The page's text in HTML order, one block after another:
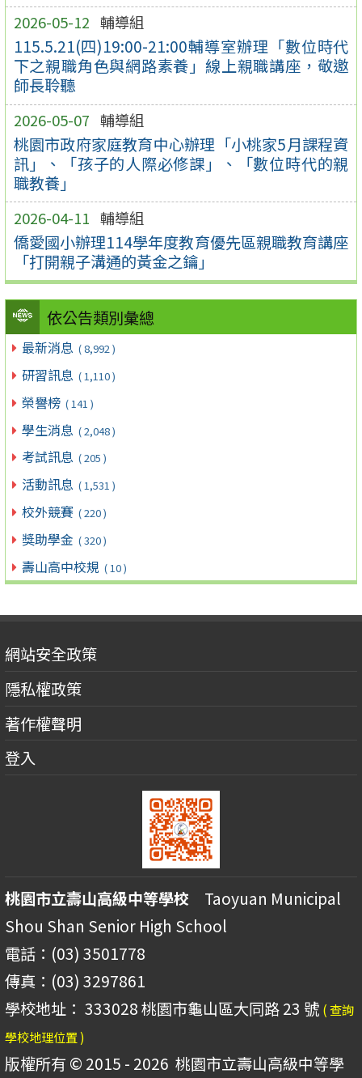
2026-05-12 輔導組
115.5.21(四)19:00-21:00輔導室辦理「數位時代
下之親職角色與網路素養」線上親職講座，敬邀
師長聆聽
2026-05-07 輔導組
桃園市政府家庭教育中心辦理「小桃家5月課程資
訊」、「孩子的人際必修課」、「數位時代的親
職教養」
2026-04-11 輔導組
僑愛國小辦理114學年度教育優先區親職教育講座
「打開親子溝通的黃金之鑰」
依公告類別彙總
最新消息 ( 8,992 )
研習訊息 ( 1,110 )
榮譽榜 ( 141 )
學生消息 ( 2,048 )
考試訊息 ( 205 )
活動訊息 ( 1,531 )
校外競賽 ( 220 )
獎助學金 ( 320 )
壽山高中校規 ( 10 )
網站安全政策
隱私權政策
著作權聲明
登入
桃園市立壽山高級中等學校 Taoyuan Municipal
Shou Shan Senior High School
電話：(03) 3501778
傳真：(03) 3297861
學校地址： 333028 桃園市龜山區大同路 23 號 ( 查詢
學校地理位置 )
版權所有 © 2015 - 2026 桃園市立壽山高級中等學